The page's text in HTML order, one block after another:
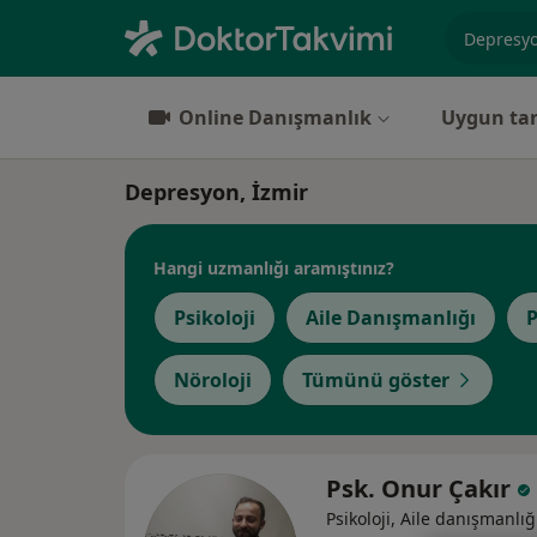
Online Danışmanlık Uygun
Depresyon, İzmir
Hangi uzmanlığı aramıştınız?
Psikoloji Aile Danışmanlığı
Nöroloji Tümünü göster
Psk. Onur Çakır
Psikoloji, Aile